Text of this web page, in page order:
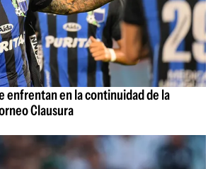
enfrentan en la continuidad de la
Clausura